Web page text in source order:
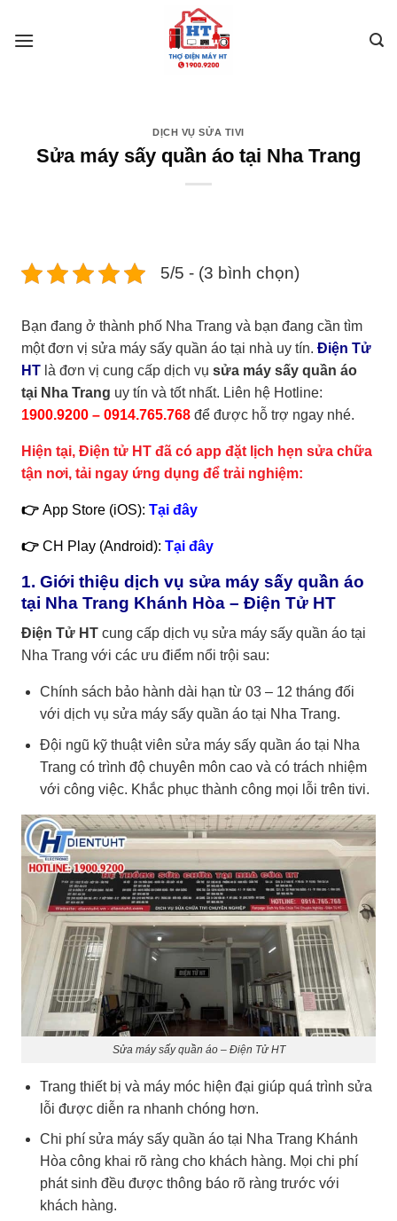
DỊCH VỤ SỬA TIVI
Sửa máy sấy quần áo tại Nha Trang
5/5 - (3 bình chọn)
Bạn đang ở thành phố Nha Trang và bạn đang cần tìm
một đơn vị sửa máy sấy quần áo tại nhà uy tín. Điện Tử
HT là đơn vị cung cấp dịch vụ sửa máy sấy quần áo
tại Nha Trang uy tín và tốt nhất. Liên hệ Hotline:
1900.9200 – 0914.765.768 để được hỗ trợ ngay nhé.
Hiện tại, Điện tử HT đã có app đặt lịch hẹn sửa chữa
tận nơi, tải ngay ứng dụng để trải nghiệm:
👉 App Store (iOS): Tại đây
👉 CH Play (Android): Tại đây
1. Giới thiệu dịch vụ sửa máy sấy quần áo
tại Nha Trang Khánh Hòa – Điện Tử HT
Điện Tử HT cung cấp dịch vụ sửa máy sấy quần áo tại
Nha Trang với các ưu điểm nổi trội sau:
Chính sách bảo hành dài hạn từ 03 – 12 tháng đối
với dịch vụ sửa máy sấy quần áo tại Nha Trang.
Đội ngũ kỹ thuật viên sửa máy sấy quần áo tại Nha
Trang có trình độ chuyên môn cao và có trách nhiệm
với công việc. Khắc phục thành công mọi lỗi trên tivi.
Sửa máy sấy quần áo – Điện Tử HT
Trang thiết bị và máy móc hiện đại giúp quá trình sửa
lỗi được diễn ra nhanh chóng hơn.
Chi phí sửa máy sấy quần áo tại Nha Trang Khánh
Hòa công khai rõ ràng cho khách hàng. Mọi chi phí
phát sinh đều được thông báo rõ ràng trước với
khách hàng.